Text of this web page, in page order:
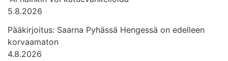
5.8.2026
Pääkirjoitus: Saarna Pyhässä Hengessä on edelleen
korvaamaton
4.8.2026